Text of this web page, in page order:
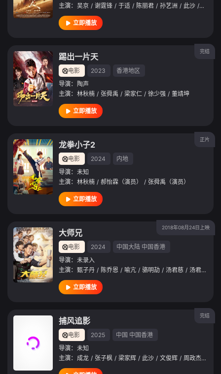
主演： 吴京 / 谢霆锋 / 于适 / 陈丽君 / 孙艺洲 / 此沙 / 李云霄
立即播放
完结
踢出一片天
电影 2023
香港地区
导演：
陶声
主演： 林秋楠 / 张舜禹 / 梁家仁 / 徐少强 / 董靖坤
立即播放
正片
龙拳小子2
电影 2024
内地
导演： 未知
主演： 林秋楠 / 郝怡霖（演员） / 张舜禹（演员）
立即播放
2018年08月24日上映
大师兄
电影 2024 中国大陆 中国香港
导演： 未录入
主演： 甄子丹 / 陈乔恩 / 喻亢 / 骆明劼 / 汤君慈 / 汤君耀
立即播放
完结
捕风追影
电影 2025 中国 中国香港
导演： 未知
主演： 成龙 / 张子枫 / 梁家辉 / 此沙 / 文俊辉 / 周政杰 /